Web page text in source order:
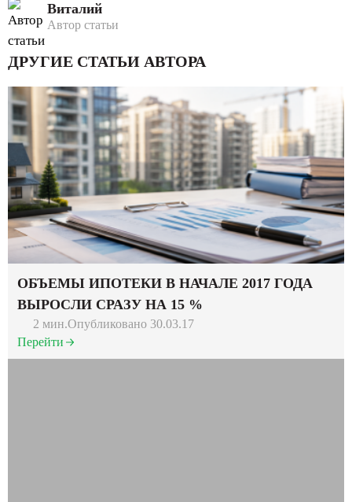
Виталий
Автор статьи
ДРУГИЕ СТАТЬИ АВТОРА
ОБЪЕМЫ ИПОТЕКИ В НАЧАЛЕ 2017 ГОДА
ВЫРОСЛИ СРАЗУ НА 15 %
2 мин.Опубликовано 30.03.17
Перейти